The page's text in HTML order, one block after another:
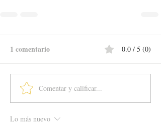
1 comentario 0.0 / 5 (0)
Comentar y calificar...
Lo más nuevo